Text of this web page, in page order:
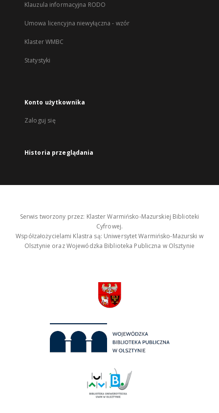
Klauzula informacyjna RODO
Umowa licencyjna niewyłączna - wzór
Klaster WMBC
Statystyki
Konto użytkownika
Zaloguj się
Historia przeglądania
Serwis tworzony przez: Klaster Warmińsko-Mazurskiej Biblioteki
Cyfrowej.
Współzałożycielami Klastra są: Uniwersytet Warmińsko-Mazurski w
Olsztynie oraz Wojewódzka Biblioteka Publiczna w Olsztynie